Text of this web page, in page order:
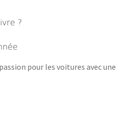
?
pour les voitures avec une